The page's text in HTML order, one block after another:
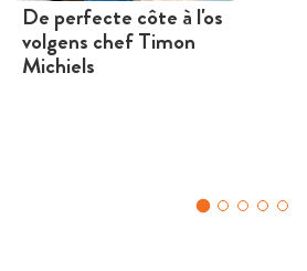
De perfecte côte à l'os
volgens chef Timon
Michiels